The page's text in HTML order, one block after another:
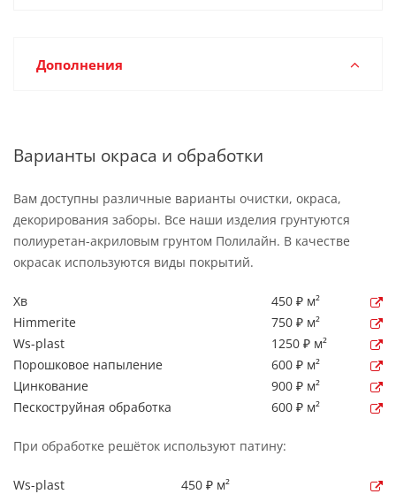
Дополнения
Варианты окраса и обработки
Вам доступны различные варианты очистки, окраса,
декорирования заборы. Все наши изделия грунтуются
полиуретан-акриловым грунтом Полилайн. В качестве
окрасак используются виды покрытий.
Хв
450 ₽ м²
Himmerite
750 ₽ м²
Ws-plast
1250 ₽ м²
Порошковое напыление
600 ₽ м²
Цинкование
900 ₽ м²
Пескоструйная обработка
600 ₽ м²
При обработке решёток используют патину:
Ws-plast
450 ₽ м²